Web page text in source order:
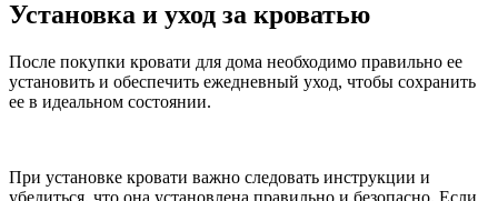
Установка и уход за кроватью
После покупки кровати для дома необходимо правильно ее
установить и обеспечить ежедневный уход, чтобы сохранить
ее в идеальном состоянии.
При установке кровати важно следовать инструкции и